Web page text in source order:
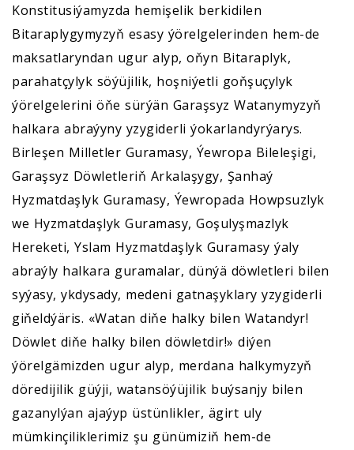
Konstitusiýamyzda hemişelik berkidilen
Bitaraplygymyzyň esasy ýörelgelerinden hem-de
maksatlaryndan ugur alyp, oňyn Bitaraplyk,
parahatçylyk söýüjilik, hoşniýetli goňşuçylyk
ýörelgelerini öňe sürýän Garaşsyz Watanymyzyň
halkara abraýyny yzygiderli ýokarlandyrýarys.
Birleşen Milletler Guramasy, Ýewropa Bileleşigi,
Garaşsyz Döwletleriň Arkalaşygy, Şanhaý
Hyzmatdaşlyk Guramasy, Ýewropada Howpsuzlyk
we Hyzmatdaşlyk Guramasy, Goşulyşmazlyk
Hereketi, Yslam Hyzmatdaşlyk Guramasy ýaly
abraýly halkara guramalar, dünýä döwletleri bilen
syýasy, ykdysady, medeni gatnaşyklary yzygiderli
giňeldýäris. «Watan diňe halky bilen Watandyr!
Döwlet diňe halky bilen döwletdir!» diýen
ýörelgämizden ugur alyp, merdana halkymyzyň
döredijilik güýji, watansöýüjilik buýsanjy bilen
gazanylýan ajaýyp üstünlikler, ägirt uly
mümkinçiliklerimiz şu günümiziň hem-de